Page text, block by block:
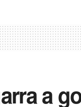
a